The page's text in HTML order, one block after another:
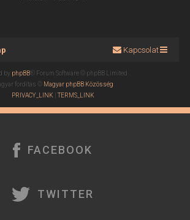
Kapcsolat
by phpBB® Forum Software © phpBB Limited
fordítás ©
Magyar phpBB Közösség
PRIVACY_LINK| TERMS_LINK
FACEBOOK
TWITTER